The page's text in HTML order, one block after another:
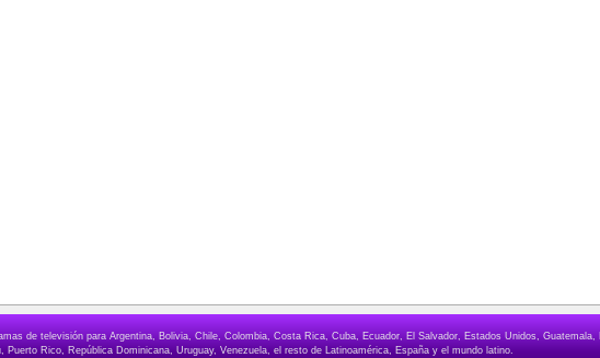
de televisión para Argentina, Bolivia, Chile, Colombia, Costa Rica, Cuba, Ecuador, El Salvador, Estados Unidos,
Puerto Rico, República Dominicana, Uruguay, Venezuela, el resto de Latinoamérica, España y el mundo latino.